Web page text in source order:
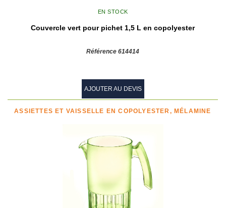
EN STOCK
Couvercle vert pour pichet 1,5 L en copolyester
Référence 614414
AJOUTER AU DEVIS
ASSIETTES ET VAISSELLE EN COPOLYESTER, MÉLAMINE